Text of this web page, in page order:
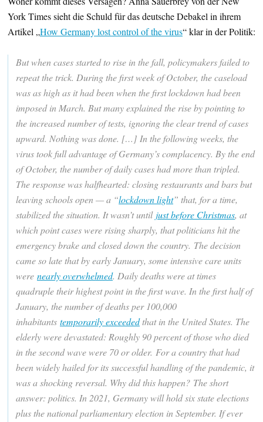
York Times sieht die Schuld für das deutsche Debakel in ihrem
Artikel „How Germany lost control of the virus“ klar in der Politik:
But when cases started to rise in the fall, policymakers failed to
repeat the trick. During the first week of October, the caseload
was as high as it had been when the first lockdown had been
imposed in March. But many explained the rise by pointing to
the increased number of tests, ignoring the clear trend of cases
upward. Nothing was done. […] In the following weeks, the
virus took full advantage of Germany’s complacency. By the end
of October, the number of daily cases had more than tripled.
The response was halfhearted: closing restaurants and bars but
leaving schools open — a “lockdown light” that, for a time,
stabilized the situation. It wasn’t until just before Christmas, at
which point cases were rising sharply, that politicians hit the
emergency brake and closed down the country. The decision
came so late that by early January, some intensive care units
were nearly overwhelmed. Daily deaths were at times
quadruple their highest point in the first wave. In the first half of
January, the number of deaths per 100,000
inhabitants temporarily exceededthat in the United States. The
elderly were devastated: Roughly 90 percent of those who died
in the second wave were 70 or older. For a country that had
been widely hailed for its successful handling of the pandemic, it
was a shocking reversal. Why did this happen? The short
answer: politics. In 2021, Germany will hold six state elections
plus the national parliamentary election in September. If ever